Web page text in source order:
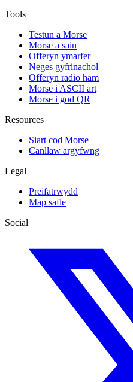
Tools
Testun a Morse
Morse a sain
Offeryn ymarfer
Neges gyfrinachol
Offeryn radio ham
Morse i ASCII art
Morse i god QR
Resources
Siart cod Morse
Canllaw argyfwng
Legal
Preifatrwydd
Map safle
Social